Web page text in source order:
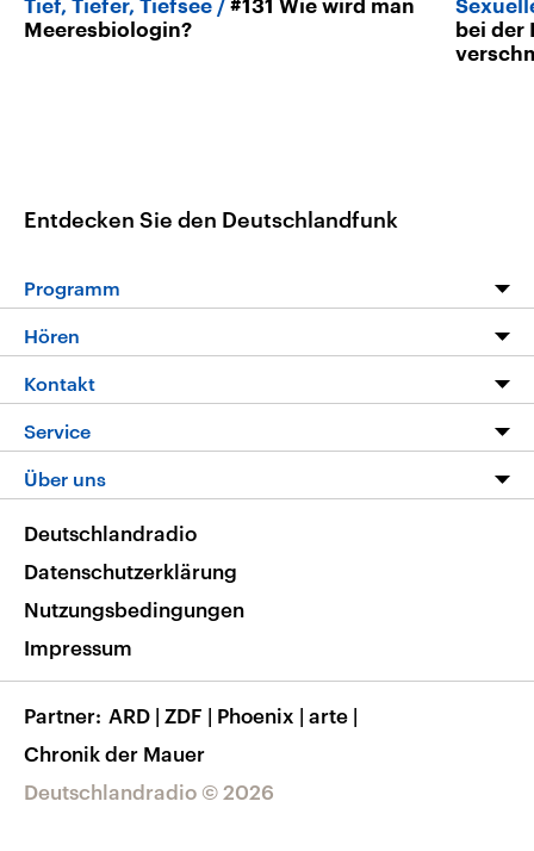
Tief, Tiefer, Tiefsee
#131 Wie wird man
Meeresbiologin?
bei der
Entdecken Sie den Deutschlandfunk
Programm
Programm
Die Nachrichten
Nachrichtenleicht
Neue Beiträge auf dlf.de
Hören
Livestream
Podcasts
Deutschlandfunk App
Nachrichten App
Frequenzen
Kontakt
Hörerservice
Service
FAQ
Veranstaltungen
Musikliste
RSS
Über uns
Barrierefreiheit
Deutschlandradio © 2026
Deutschlandradio
Datenschutzerklärung
Nutzungsbedingungen
Impressum
Partner ARD | ZDF | Phoenix | arte |
Chronik der Mauer